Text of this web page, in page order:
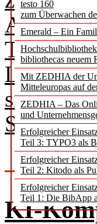
testo 160
zum Überwachen
Emerald – Ein
bibliothecas
Mit ZEDHIA der
Mitteleuropas auf
ZEDHIA – Das
und
Erfolgreicher
Teil 3: TYPO3 als
Erfolgreicher
Teil 2: Kitodo als
Erfolgreicher
Teil 1: Die BibApp
sind
KI-